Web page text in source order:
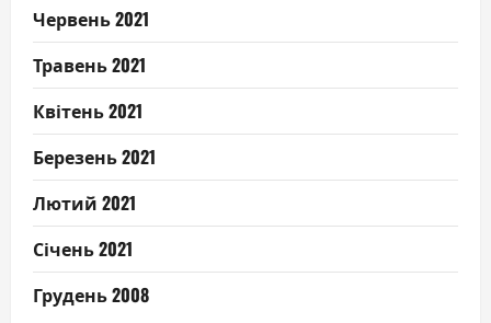
Червень 2021
Травень 2021
Квітень 2021
Березень 2021
Лютий 2021
Січень 2021
Грудень 2008